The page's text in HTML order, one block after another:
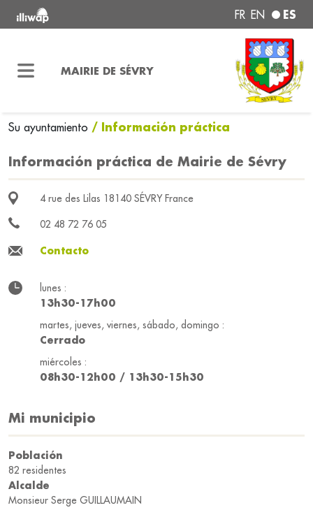
FR EN ES
MAIRIE DE SÉVRY
Su ayuntamiento / Información práctica
Información práctica de Mairie de Sévry
4 rue des Lilas 18140 SÉVRY France
02 48 72 76 05
Contacto
lunes :
13h30-17h00
martes, jueves, viernes, sábado, domingo :
Cerrado
miércoles :
08h30-12h00 / 13h30-15h30
Mi municipio
Población
82 residentes
Alcalde
Monsieur Serge GUILLAUMAIN